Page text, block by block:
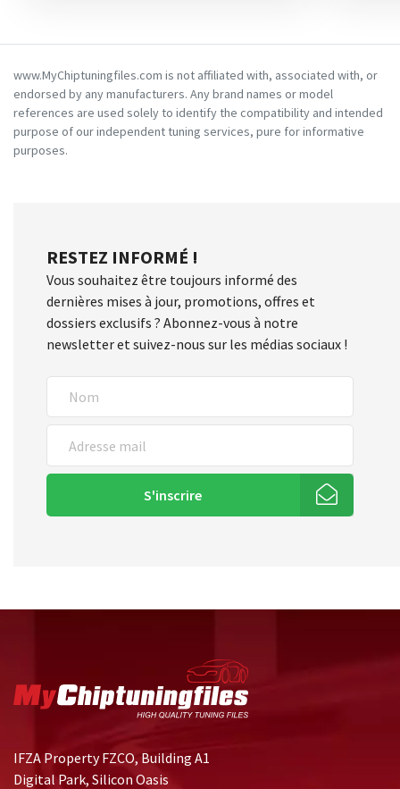
www.MyChiptuningfiles.com is not affiliated with, associated with, or
endorsed by any manufacturers. Any brand names or model
references are used solely to identify the compatibility and intended
purpose of our independent tuning services, pure for informative
purposes.
RESTEZ INFORMÉ !
Vous souhaitez être toujours informé des
dernières mises à jour, promotions, offres et
dossiers exclusifs ? Abonnez-vous à notre
newsletter et suivez-nous sur les médias sociaux !
S'inscrire
IFZA Property FZCO, Building A1
Digital Park, Silicon Oasis